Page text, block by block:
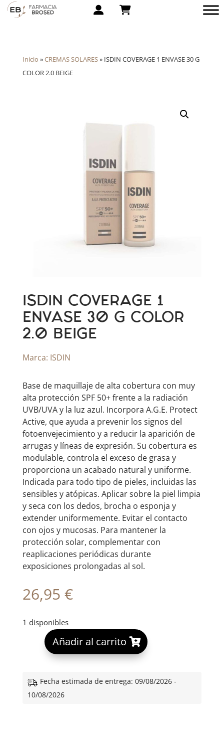
Inicio »CREMAS SOLARES» ISDIN COVERAGE 1 ENVASE 30 G
COLOR 2.0 BEIGE
ISDIN COVERAGE 1
ENVASE 30 G COLOR
2.0 BEIGE
Marca: ISDIN
Base de maquillaje de alta cobertura con muy
alta protección SPF 50+ frente a la radiación
UVB/UVA y la luz azul. Incorpora A.G.E. Protect
Active, que ayuda a prevenir los signos del
fotoenvejecimiento y a reducir la aparición de
arrugas y líneas de expresión. Su cobertura es
modulable, controla el exceso de grasa y
proporciona un acabado natural y uniforme.
Indicada para todo tipo de pieles, incluidas las
sensibles y atópicas. Aplicar sobre la piel limpia
y seca con los dedos, brocha o esponja y
extender uniformemente. Evitar el contacto
con ojos y mucosas. Para mantener la
protección solar, complementar con
reaplicaciones periódicas durante
exposiciones prolongadas al sol.
26,95 €
1 disponibles
Añadir al carrito
A
e
Fecha estimada de entrega: 09/08/2026 -
10/08/2026